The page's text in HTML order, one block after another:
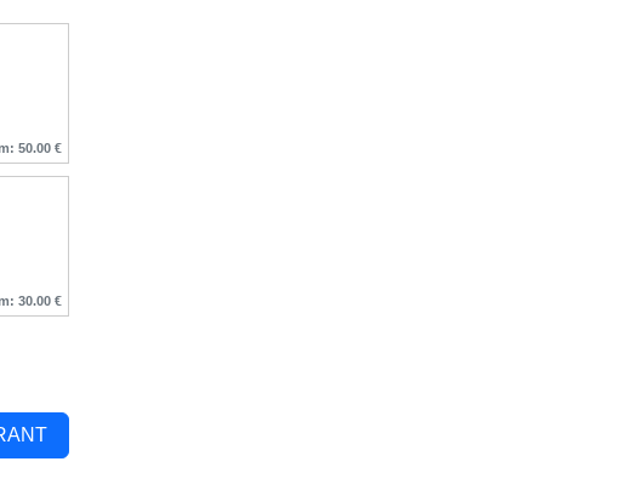
50.00 €
30.00 €